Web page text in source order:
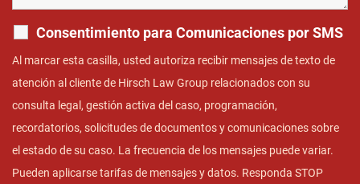
Consentimiento para Comunicaciones por SMS
Al marcar esta casilla, usted autoriza recibir mensajes de texto de
atención al cliente de Hirsch Law Group relacionados con su
consulta legal, gestión activa del caso, programación,
recordatorios, solicitudes de documentos y comunicaciones sobre
el estado de su caso. La frecuencia de los mensajes puede variar.
Pueden aplicarse tarifas de mensajes y datos. Responda STOP